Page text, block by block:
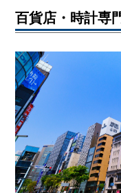
百貨店・時計専